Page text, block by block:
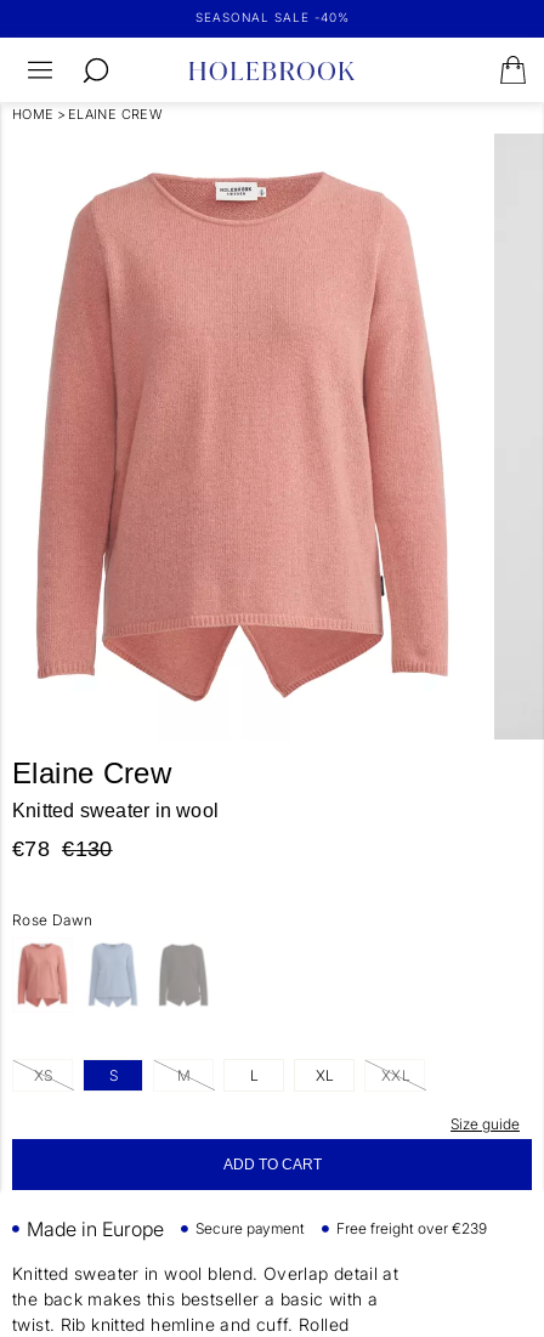
SEASONAL SALE -40%
HOME > ELAINE CREW
Elaine Crew
Knitted sweater in wool
€78 €130
Rose Dawn
XS S M L XL XXL
Size guide
ADD TO CART
Made in Europe Secure payment Free freight over €239
Knitted sweater in wool blend. Overlap detail at
the back makes this bestseller a basic with a
twist. Rib knitted hemline and cuff. Rolled